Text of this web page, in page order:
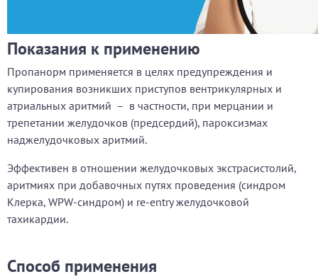
Показания к применению
Пропанорм применяется в целях предупреждения и
купирования возникших приступов вентрикулярных и
атриальных аритмий – в частности, при мерцании и
трепетании желудочков (предсердий), пароксизмах
наджелудочковых аритмий.
Эффективен в отношении желудочковых экстрасистолий,
аритмиях при добавочных путях проведения (синдром
Клерка, WPW-синдром) и re-entry желудочковой
тахикардии.
Способ применения